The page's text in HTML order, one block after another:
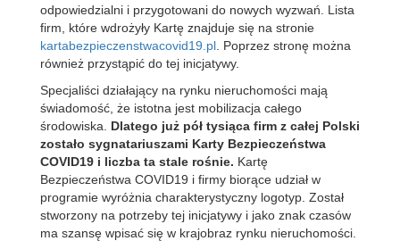
odpowiedzialni i przygotowani do nowych wyzwań. Lista
firm, które wdrożyły Kartę znajduje się na stronie
kartabezpieczenstwacovid19.pl . Poprzez stronę można
również przystąpić do tej inicjatywy.
Specjaliści działający na rynku nieruchomości mają
świadomość, że istotna jest mobilizacja całego
środowiska. Dlatego już pół tysiąca firm z całej Polski
zostało sygnatariuszami Karty Bezpieczeństwa
COVID19 i liczba ta stale rośnie. Kartę
Bezpieczeństwa COVID19 i firmy biorące udział w
programie wyróżnia charakterystyczny logotyp. Został
stworzony na potrzeby tej inicjatywy i jako znak czasów
ma szansę wpisać się w krajobraz rynku nieruchomości.